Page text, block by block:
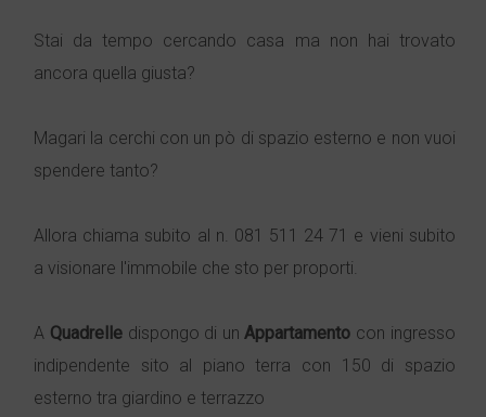
Stai da tempo cercando casa ma non hai trovato
ancora quella giusta?
Magari la cerchi con un pò di spazio esterno e non vuoi
spendere tanto?
Allora chiama subito al n. 081 511 24 71 e vieni subito
a visionare l'immobile che sto per proporti.
A Quadrelledispongo di unAppartamento con ingresso
indipendente sito al piano terra con 150 di spazio
esterno tra giardino e terrazzo